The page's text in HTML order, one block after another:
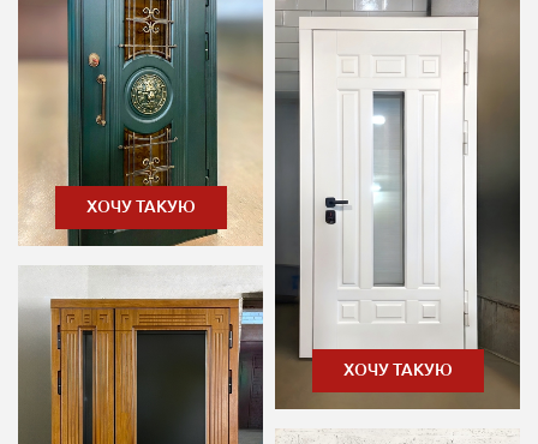
ХОЧУ ТАКУЮ
ХОЧУ ТАКУЮ